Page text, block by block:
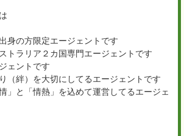
身の方限定エージェントです
トラリア２カ国専門エージェントです
ェントです
（絆）を大切にしてるエージェントです
」と「情熱」を込めて運営してるエージェ